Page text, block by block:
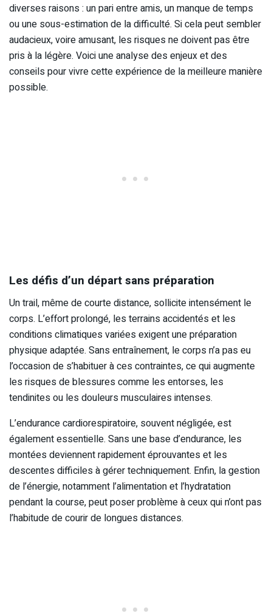
diverses raisons : un pari entre amis, un manque de temps
ou une sous-estimation de la difficulté. Si cela peut sembler
audacieux, voire amusant, les risques ne doivent pas être
pris à la légère. Voici une analyse des enjeux et des
conseils pour vivre cette expérience de la meilleure manière
possible.
Les défis d’un départ sans préparation
Un trail, même de courte distance, sollicite intensément le
corps. L’effort prolongé, les terrains accidentés et les
conditions climatiques variées exigent une préparation
physique adaptée. Sans entraînement, le corps n’a pas eu
l’occasion de s’habituer à ces contraintes, ce qui augmente
les risques de blessures comme les entorses, les
tendinites ou les douleurs musculaires intenses.
L’endurance cardiorespiratoire, souvent négligée, est
également essentielle. Sans une base d’endurance, les
montées deviennent rapidement éprouvantes et les
descentes difficiles à gérer techniquement. Enfin, la gestion
de l’énergie, notamment l’alimentation et l’hydratation
pendant la course, peut poser problème à ceux qui n’ont pas
l’habitude de courir de longues distances.